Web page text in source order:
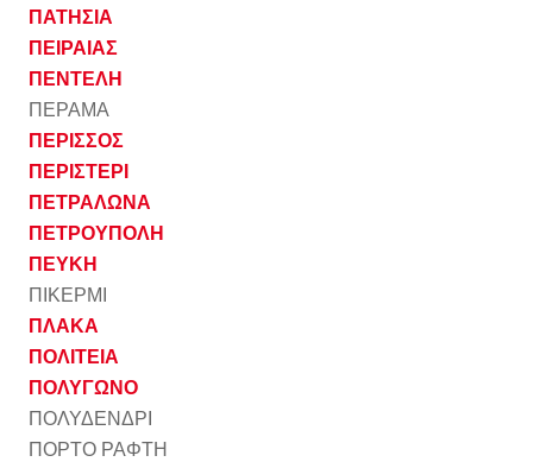
ΠΑΤΗΣΙΑ
ΠΕΙΡΑΙΑΣ
ΠΕΝΤΕΛΗ
ΠΕΡΑΜΑ
ΠΕΡΙΣΣΟΣ
ΠΕΡΙΣΤΕΡΙ
ΠΕΤΡΑΛΩΝΑ
ΠΕΤΡΟΥΠΟΛΗ
ΠΕΥΚΗ
ΠΙΚΕΡΜΙ
ΠΛΑΚΑ
ΠΟΛΙΤΕΙΑ
ΠΟΛΥΓΩΝΟ
ΠΟΛΥΔΕΝΔΡΙ
ΠΟΡΤΟ ΡΑΦΤΗ